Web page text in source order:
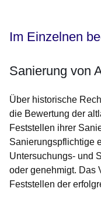
Im Einzelnen
Sanierung von
Über historische
die Bewertung der
Feststellen ihrer
Sanierungspflichtige
Untersuchungs- und
oder genehmigt. Das
Feststellen der